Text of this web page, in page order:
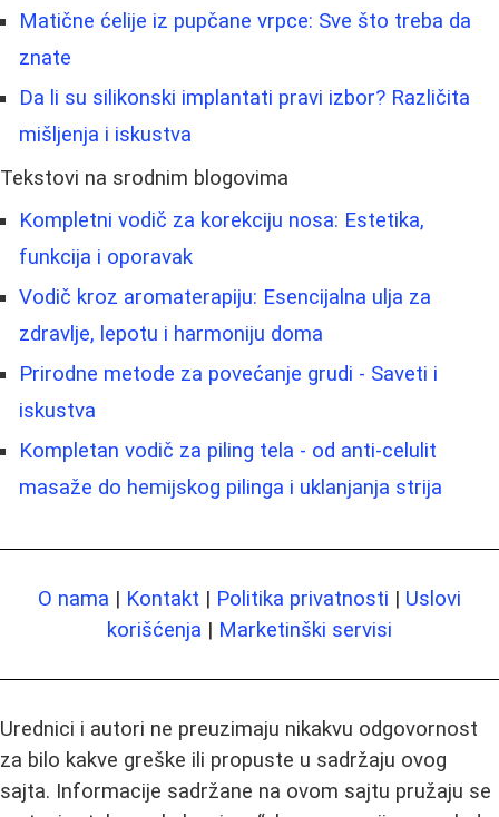
Matične ćelije iz pupčane vrpce: Sve što treba da
znate
Da li su silikonski implantati pravi izbor? Različita
mišljenja i iskustva
Tekstovi na srodnim blogovima
Kompletni vodič za korekciju nosa: Estetika,
funkcija i oporavak
Vodič kroz aromaterapiju: Esencijalna ulja za
zdravlje, lepotu i harmoniju doma
Prirodne metode za povećanje grudi - Saveti i
iskustva
Kompletan vodič za piling tela - od anti‑celulit
masaže do hemijskog pilinga i uklanjanja strija
O nama | Kontakt | Politika privatnosti | Uslovi
korišćenja | Marketinški servisi
Urednici i autori ne preuzimaju nikakvu odgovornost
za bilo kakve greške ili propuste u sadržaju ovog
sajta. Informacije sadržane na ovom sajtu pružaju se